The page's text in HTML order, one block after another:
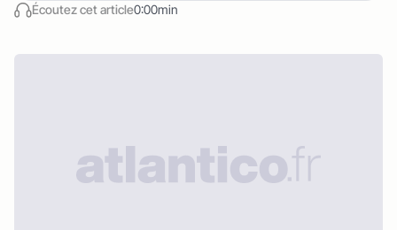
Écoutez cet article0:00min